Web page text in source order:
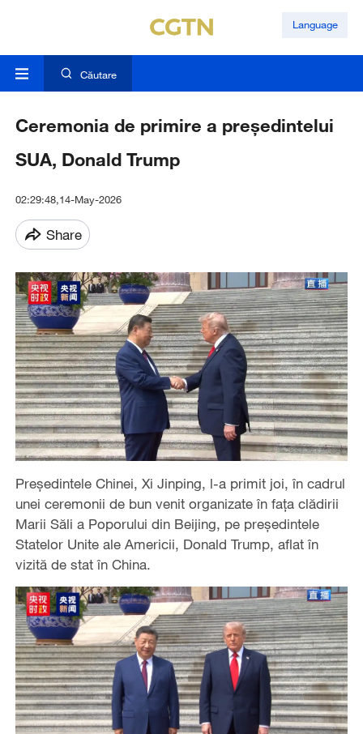
Language
Căutare
Ceremonia de primire a președintelui
SUA, Donald Trump
02:29:48,14-May-2026
Share
Președintele Chinei, Xi Jinping, l-a primit joi, în cadrul
unei ceremonii de bun venit organizate în fața clădirii
Marii Săli a Poporului din Beijing, pe președintele
Statelor Unite ale Americii, Donald Trump, aflat în
vizită de stat în China.